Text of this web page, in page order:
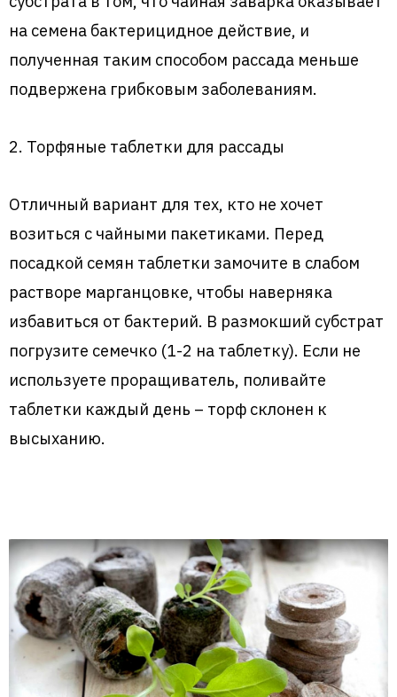
на семена бактерицидное действие, и
полученная таким способом рассада меньше
подвержена грибковым заболеваниям.
2. Торфяные таблетки для рассады
Отличный вариант для тех, кто не хочет
возиться с чайными пакетиками. Перед
посадкой семян таблетки замочите в слабом
растворе марганцовке, чтобы наверняка
избавиться от бактерий. В размокший субстрат
погрузите семечко (1-2 на таблетку). Если не
используете проращиватель, поливайте
таблетки каждый день – торф склонен к
высыханию.